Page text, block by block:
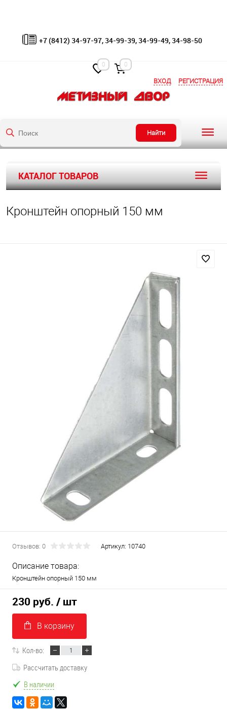
ВХОД РЕГИСТРАЦИЯ
Найти
+7 (8412) 34-97-97, 34-99-39, 34-99-49, 34-98-50
0 0
КАТАЛОГ ТОВАРОВ
Кронштейн опорный 150 мм
Отзывов: 0 Артикул: 10740
Описание товара:
Кронштейн опорный 150 мм
230 руб. / шт
В корзину
Кол-во:
Рассчитать доставку
В наличии